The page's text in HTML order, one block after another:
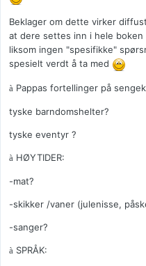
Beklager om dette virker
at dere settes inn i hele
liksom ingen "spesifikke"
spesielt verdt å ta med
à Pappas fortellinger på
tyske barndomshelter?
tyske eventyr ?
à HØYTIDER:
-mat?
-skikker /vaner (julenisse,
-sanger?
à SPRÅK: